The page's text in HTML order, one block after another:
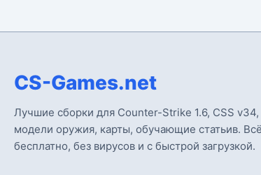
CS-Games.net
Лучшие сборки для Counter-Strike 1.6, CSS v34,
модели оружия, карты, обучающие статьив. Всё
бесплатно, без вирусов и с быстрой загрузкой.